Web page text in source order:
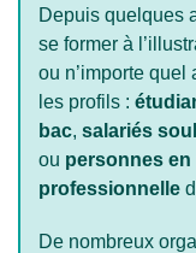
Depuis quelques
se former à
ou n’importe quel
les profils :
bac, salariés
ou personnes
professionnelle
De nombreux